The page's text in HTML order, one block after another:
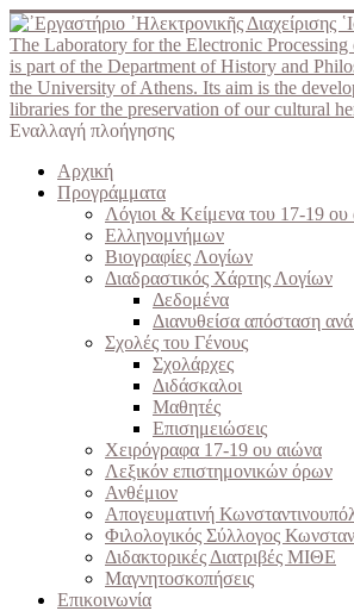
The Laboratory for the Electronic
is part of the Department of History and
the University of Athens. Its aim is the
libraries for the preservation of our cultural
Εναλλαγή πλοήγησης
Αρχική
Προγράμματα
Λόγιοι & Κείμενα του 17-19 ου
Ελληνομνήμων
Βιογραφίες Λογίων
Διαδραστικός Χάρτης Λογίων
Δεδομένα
Διανυθείσα απόσταση
Σχολές του Γένους
Σχολάρχες
Διδάσκαλοι
Μαθητές
Επισημειώσεις
Χειρόγραφα 17-19 ου αιώνα
Λεξικόν επιστημονικών όρων
Ανθέμιον
Απογευματινή
Φιλολογικός Σύλλογος
Διδακτορικές Διατριβές ΜΙΘΕ
Μαγνητοσκοπήσεις
Επικοινωνία